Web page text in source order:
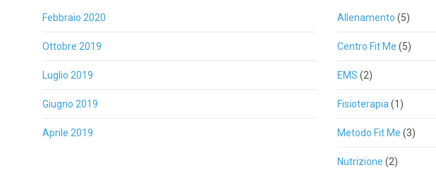
Febbraio 2020
Ottobre 2019
Luglio 2019
Giugno 2019
Aprile 2019
Allenamento (5)
Centro Fit Me (5)
EMS (2)
Fisioterapia (1)
Metodo Fit Me (3)
Nutrizione (2)